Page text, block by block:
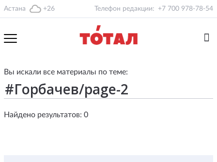
Астана +26 Телефон редакции: +7 700 978-78-54
Вы искали все материалы по теме:
Найдено результатов: 0